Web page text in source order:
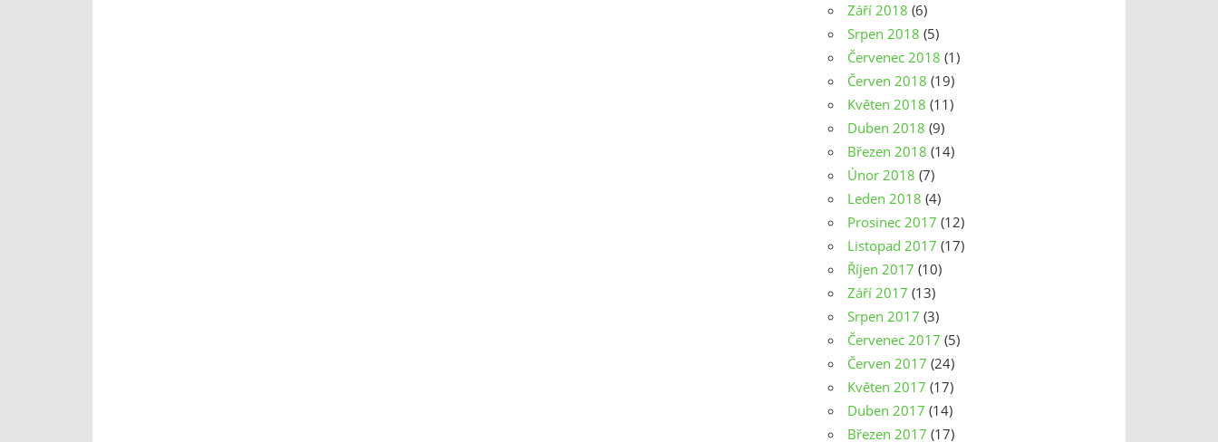
Září 2018 (6)
Srpen 2018 (5)
Červenec 2018 (1)
Červen 2018 (19)
Květen 2018 (11)
Duben 2018 (9)
Březen 2018 (14)
Únor 2018 (7)
Leden 2018 (4)
Prosinec 2017 (12)
Listopad 2017 (17)
Říjen 2017 (10)
Září 2017 (13)
Srpen 2017 (3)
Červenec 2017 (5)
Červen 2017 (24)
Květen 2017 (17)
Duben 2017 (14)
Březen 2017 (17)